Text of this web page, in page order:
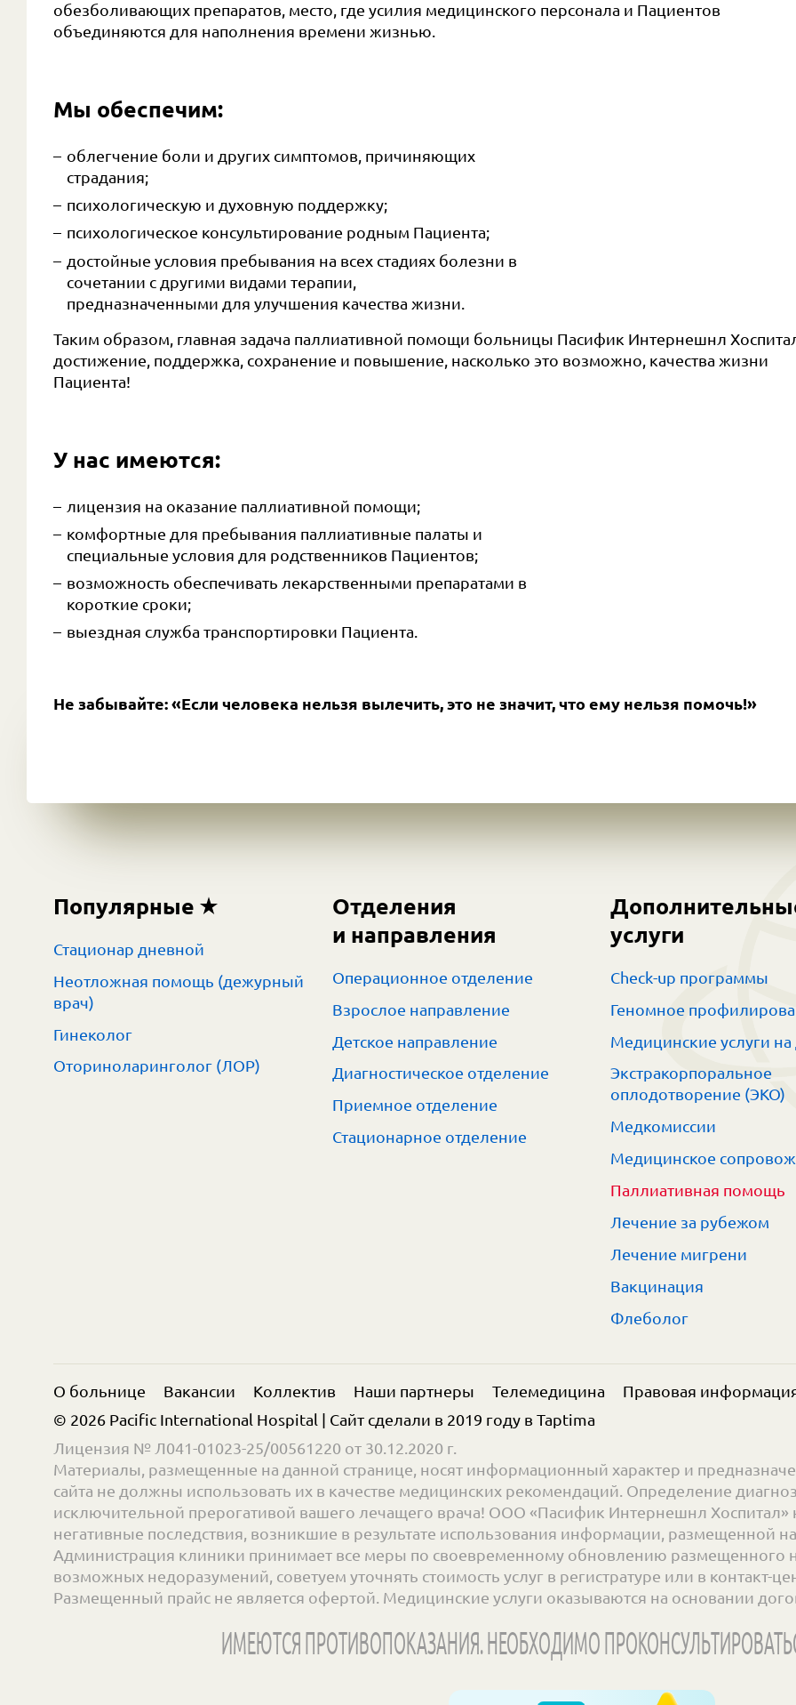
обезболивающих препаратов, место, где усилия медицинского персонала и Пациентов
объединяются для наполнения времени жизнью.
Мы обеспечим:
облегчение боли и других симптомов, причиняющих
страдания;
психологическую и духовную поддержку;
психологическое консультирование родным Пациента;
достойные условия пребывания на всех стадиях болезни в
сочетании с другими видами терапии,
предназначенными для улучшения качества жизни.
Таким образом, главная задача паллиативной помощи больницы Пасифик Интернешнл
достижение, поддержка, сохранение и повышение, насколько это возможно, качества жизни
Пациента!
У нас имеются:
лицензия на оказание паллиативной помощи;
комфортные для пребывания паллиативные палаты и
специальные условия для родственников Пациентов;
возможность обеспечивать лекарственными препаратами в
короткие сроки;
выездная служба транспортировки Пациента.
Не забывайте: «Если человека нельзя вылечить, это не значит, что ему нельзя помочь!»
Популярные
Стационар дневной
Неотложная помощь (дежурный
врач)
Гинеколог
Оториноларинголог (ЛОР)
Отделения
и направления
Операционное отделение
Взрослое направление
Детское направление
Диагностическое отделение
Приемное отделение
Стационарное отделение
услуги
Check-up программы
Геномное
Медицинские услуги
Экстракорпоральное
оплодотворение (ЭКО)
Медкомиссии
Медицинское
Паллиативная помощь
Лечение за рубежом
Лечение мигрени
Вакцинация
Флеболог
О больнице Вакансии Коллектив Наши партнеры Телемедицина
Правовая
© 2026 Pacific International Hospital | Сайт сделали в 2019 году в Taptima
Лицензия № Л041-01023-25/00561220 от 30.12.2020 г.
Материалы, размещенные на данной странице, носят информационный характер и
сайта не должны использовать их в качестве медицинских рекомендаций. Определение
исключительной прерогативой вашего лечащего врача! ООО «Пасифик Интернешнл Хоспитал»
негативные последствия, возникшие в результате использования информации, размещенной
Администрация клиники принимает все меры по своевременному обновлению размещенного
возможных недоразумений, советуем уточнять стоимость услуг в регистратуре или в контакт-
Размещенный прайс не является офертой. Медицинские услуги оказываются на основании
ИМЕЮТСЯ ПРОТИВОПОКАЗАНИЯ. НЕОБХОДИМО